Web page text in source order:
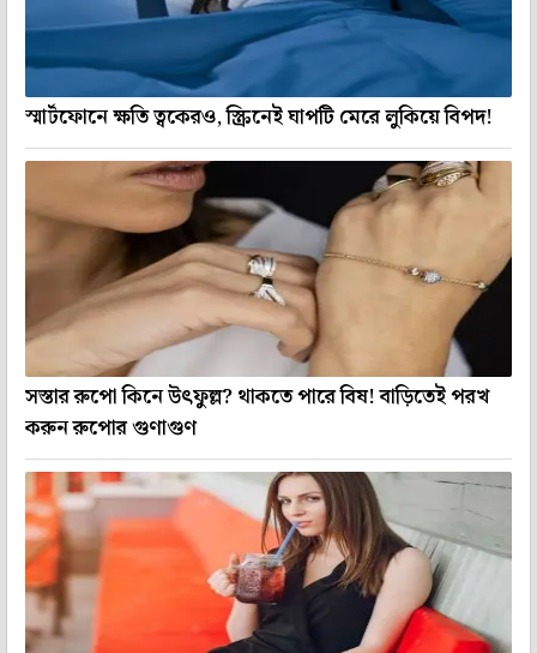
স্মার্টফোনে ক্ষতি ত্বকেরও, স্ক্রিনেই ঘাপটি মেরে লুকিয়ে বিপদ!
সস্তার রুপো কিনে উৎফুল্ল? থাকতে পারে বিষ! বাড়িতেই পরখ
করুন রুপোর গুণাগুণ